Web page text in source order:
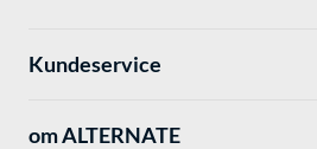
Kundeservice
om ALTERNATE